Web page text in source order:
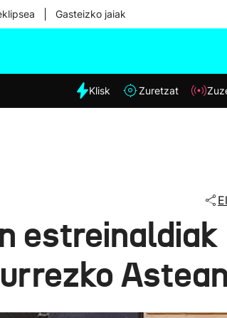
Gasteizko jaiak
Eguraldia
Klisk Zuretzat
estreinaldiak
Astean